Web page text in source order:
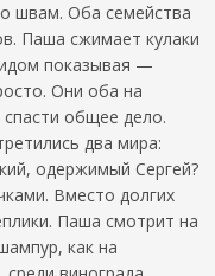
швам. Оба семейства
Паша сжимает кулаки
показывая —
Они оба на
общее дело.
два мира:
одержимый Сергей?
Вместо долгих
Паша смотрит на
как на